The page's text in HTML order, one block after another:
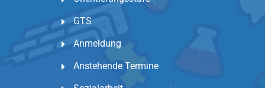
GTS
Anmeldung
Anstehende Termine